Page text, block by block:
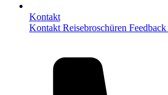
Kontakt
Kontakt Reisebroschüren Feedback